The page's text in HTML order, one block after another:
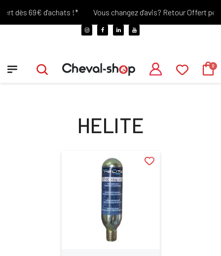
dès 69€ d'achats !* Vous changez d'avis? Retour Offert
HELITE